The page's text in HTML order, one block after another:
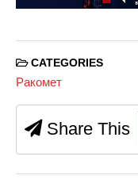
CATEGORIES
Ракомет
Share This